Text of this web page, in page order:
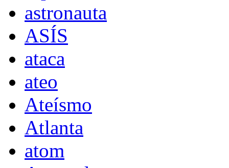
astronauta
ASÍS
ataca
ateo
Ateísmo
Atlanta
atom